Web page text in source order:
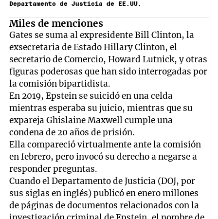
Departamento de Justicia de EE.UU.
Miles de menciones
Gates se suma al expresidente Bill Clinton, la
exsecretaria de Estado Hillary Clinton, el
secretario de Comercio, Howard Lutnick, y otras
figuras poderosas que han sido interrogadas por
la comisión bipartidista.
En 2019, Epstein se suicidó en una celda
mientras esperaba su juicio, mientras que su
expareja Ghislaine Maxwell cumple una
condena de 20 años de prisión.
Ella compareció virtualmente ante la comisión
en febrero, pero invocó su derecho a negarse a
responder preguntas.
Cuando el Departamento de Justicia (DOJ, por
sus siglas en inglés) publicó en enero millones
de páginas de documentos relacionados con la